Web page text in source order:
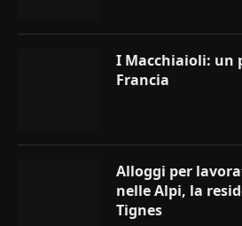
I Macchiaioli: un
Francia
Alloggi per
nelle Alpi, la
Tignes